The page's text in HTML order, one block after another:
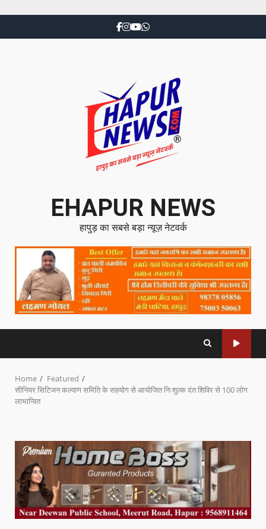
EHAPUR NEWS
हापुड़ का सबसे बड़ा न्यूज़ नेटवर्क
Home
Featured
सीनियर सिटिजन कल्याण समिति के सहयोग से आयोजित निःशुल्क दंत शिविर से 100 लोग
लाभान्वित